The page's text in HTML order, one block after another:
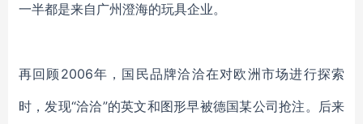
一半都是来自广州澄海的玩具企业。
再回顾 2006年，国民品牌洽洽在对欧洲市场进行探索
时，发现“洽洽”的英文和图形早被德国某公司抢注。后来